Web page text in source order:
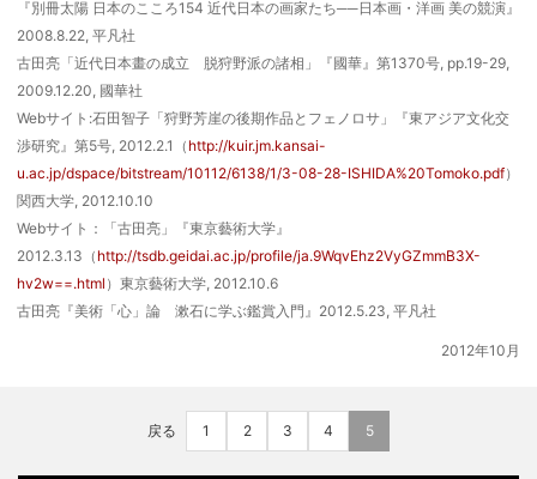
『別冊太陽 日本のこころ154 近代日本の画家たち──日本画・洋画 美の競演』
2008.8.22, 平凡社
古田亮「近代日本畫の成立 脱狩野派の諸相」『國華』第1370号, pp.19-29,
2009.12.20, 國華社
Webサイト:石田智子「狩野芳崖の後期作品とフェノロサ」『東アジア文化交
渉研究』第5号, 2012.2.1（ http://kuir.jm.kansai-
u.ac.jp/dspace/bitstream/10112/6138/1/3-08-28-ISHIDA%20Tomoko.pdf）
関西大学, 2012.10.10
Webサイト：「古田亮」『東京藝術大学』
2012.3.13（ http://tsdb.geidai.ac.jp/profile/ja.9WqvEhz2VyGZmmB3X-
hv2w==.html ）東京藝術大学, 2012.10.6
古田亮『美術「心」論 漱石に学ぶ鑑賞入門』2012.5.23, 平凡社
2012年10月
戻る 1 2 3 4 5